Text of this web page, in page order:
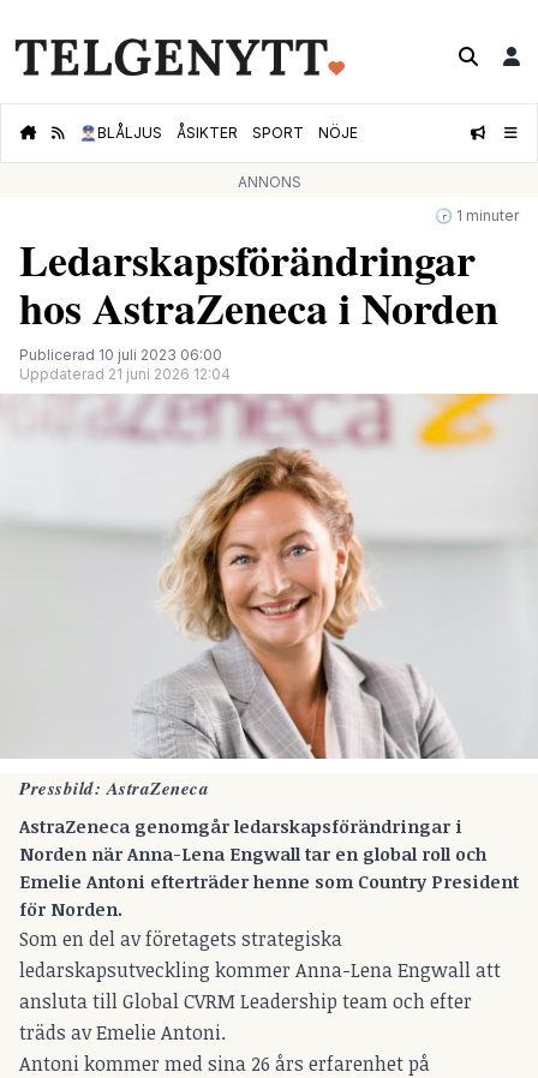
👮🏻‍♂️BLÅLJUS ÅSIKTER SPORT NÖJE
ANNONS
🕝 1 minuter
Ledarskapsförändringar
hos AstraZeneca i Norden
Publicerad 10 juli 2023 06:00
Uppdaterad 21 juni 2026 12:04
Pressbild: AstraZeneca
AstraZeneca genomgår ledarskapsförändringar i
Norden när Anna-Lena Engwall tar en global roll och
Emelie Antoni efterträder henne som Country President
för Norden.
Som en del av företagets strategiska
ledarskapsutveckling kommer Anna-Lena Engwall att
ansluta till Global CVRM Leadership team och efter
träds av Emelie Antoni.
Antoni kommer med sina 26 års erfarenhet på